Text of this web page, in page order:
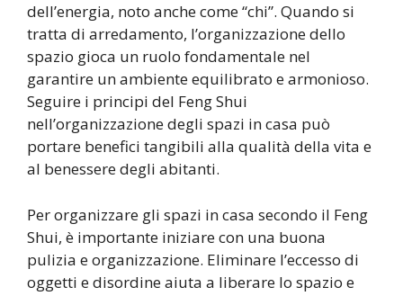
dell’energia, noto anche come “chi”. Quando si
tratta di arredamento, l’organizzazione dello
spazio gioca un ruolo fondamentale nel
garantire un ambiente equilibrato e armonioso.
Seguire i principi del Feng Shui
nell’organizzazione degli spazi in casa può
portare benefici tangibili alla qualità della vita e
al benessere degli abitanti.
Per organizzare gli spazi in casa secondo il Feng
Shui, è importante iniziare con una buona
pulizia e organizzazione. Eliminare l’eccesso di
oggetti e disordine aiuta a liberare lo spazio e